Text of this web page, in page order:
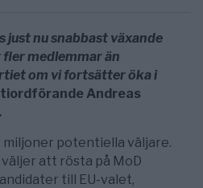
just nu snabbast växande
medlemmar än
om vi fortsätter öka i
Andreas
miljoner potentiella väljare.
väljer att rösta på MoD
till EU-valet,